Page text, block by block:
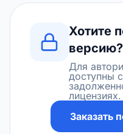
Хотите
версию?
Для
доступны
лицензиях.
Заказать